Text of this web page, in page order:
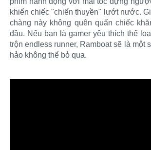
khiển chiếc "chiến thuyền" lướt nước.
chàng này không quên quấn chiếc
đầu. Nếu bạn là gamer yêu thích thể
trộn endless runner, Ramboat sẽ là một
hảo không thể bỏ qua.